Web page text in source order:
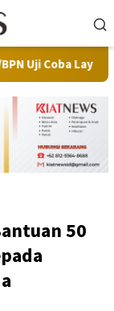
Peralihan Hak
50